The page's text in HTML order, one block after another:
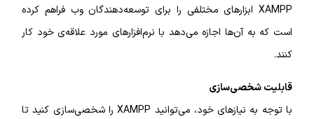
XAMPP ابزارهای مختلفی را برای توسعه‌دهندگان وب فراهم کرده
است که به آن‌ها اجازه می‌دهد با نرم‌افزارهای مورد علاقه‌ی خود کار
کنند.
قابلیت شخصی‌سازی
با توجه به نیازهای خود، می‌توانید XAMPP را شخصی‌سازی کنید تا